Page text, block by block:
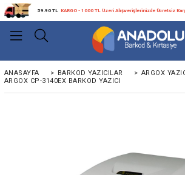
59.90 TL KARGO - 1000 TL Üzeri Alışverişlerinizde Ücretsiz
ANASAYFA > BARKOD YAZICILAR > ARGOX
ARGOX CP-3140EX BARKOD YAZICI